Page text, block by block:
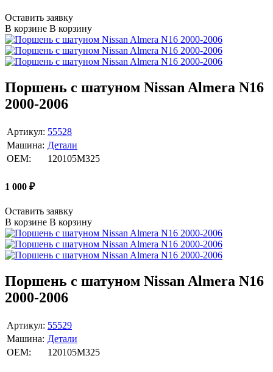
Оставить заявку
В корзине В корзину
Поршень с шатуном Nissan Almera N16
2000-2006
Артикул: 55528
Машина: Детали
OEM:
120105M325
1 000 ₽
Оставить заявку
В корзине В корзину
Поршень с шатуном Nissan Almera N16
2000-2006
Артикул: 55529
Машина: Детали
OEM:
120105M325